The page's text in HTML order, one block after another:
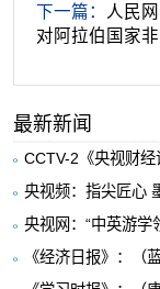
下一篇：
人民
对阿拉伯国家
最新新闻
CCTV-2《央视财
央视频：指尖匠心
央视网：“中英游学
《经济日报》：（